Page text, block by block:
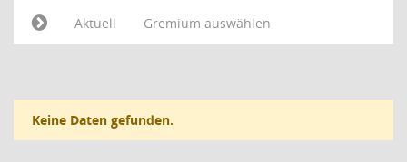
Aktuell
Gremium auswählen
Keine Daten gefunden.